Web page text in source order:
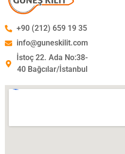
+90 (212) 659 19 35
info@guneskilit.com
İstoç 22. Ada No:38-
40 Bağcılar/İstanbul